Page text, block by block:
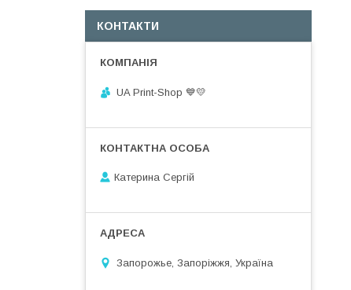
КОНТАКТИ
UA Print-Shop ​💙💛
Катерина Сергій
Запорожье, Запоріжжя, Україна